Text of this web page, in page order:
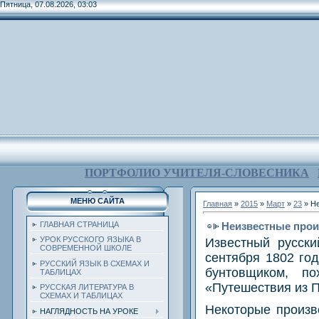
Пятница, 07.08.2026, 03:03
ПОРТФОЛИО УЧИТЕЛЯ-СЛОВЕСНИКА
МЕНЮ САЙТА
ГЛАВНАЯ СТРАНИЦА
УРОК РУССКОГО ЯЗЫКА В
СОВРЕМЕННОЙ ШКОЛЕ
РУССКИЙ ЯЗЫК В СХЕМАХ И
ТАБЛИЦАХ
РУССКАЯ ЛИТЕРАТУРА В
СХЕМАХ И ТАБЛИЦАХ
НАГЛЯДНОСТЬ НА УРОКЕ
Главная » 2015 » Март » 23 »
Неизвестные
Известный
сентября 1802
бунтовщиком,
«Путешествия из
Некоторые